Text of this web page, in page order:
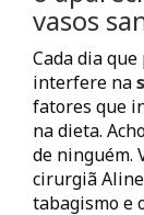
vasos
Cada dia
interfere na
fatores que
na dieta.
de ninguém.
cirurgiã
tabagismo e